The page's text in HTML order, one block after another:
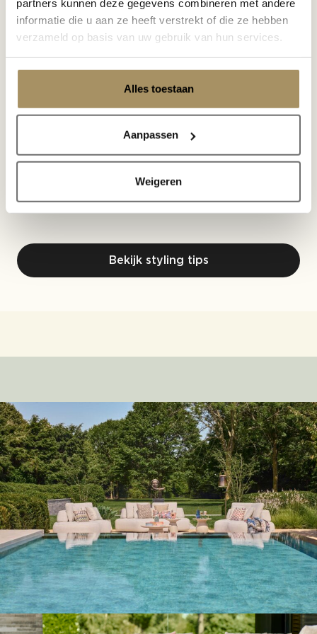
partners kunnen deze gegevens combineren met andere
informatie die u aan ze heeft verstrekt of die ze hebben
verzameld op basis van uw gebruik van hun services.
Alles toestaan
Aanpassen
Weigeren
Buiten leven draait om meer dan alleen mooi
weer. Het is het gevoel van langer blijven zitten,
samen eten terwijl de avond langzaam valt en
en uitnodigend aanvoelt als binnen. Juist de
Bekijk styling tips